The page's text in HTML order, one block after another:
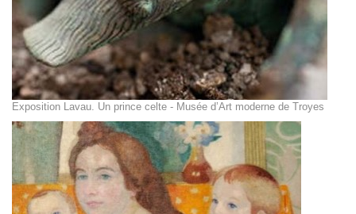
Exposition Lavau. Un prince celte - Musée d’Art moderne de Troyes